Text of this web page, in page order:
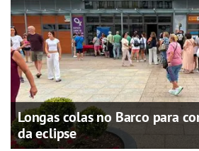
Longas colas no Barco para
da eclipse